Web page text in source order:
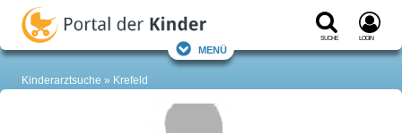
Suche Login
Menü
Kinderarztsuche Krefeld